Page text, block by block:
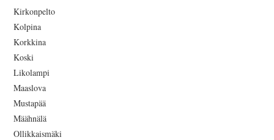
Kirkonpelto
Kolpina
Korkkina
Koski
Likolampi
Maaslova
Mustapää
Määhnälä
Ollikkaismäki